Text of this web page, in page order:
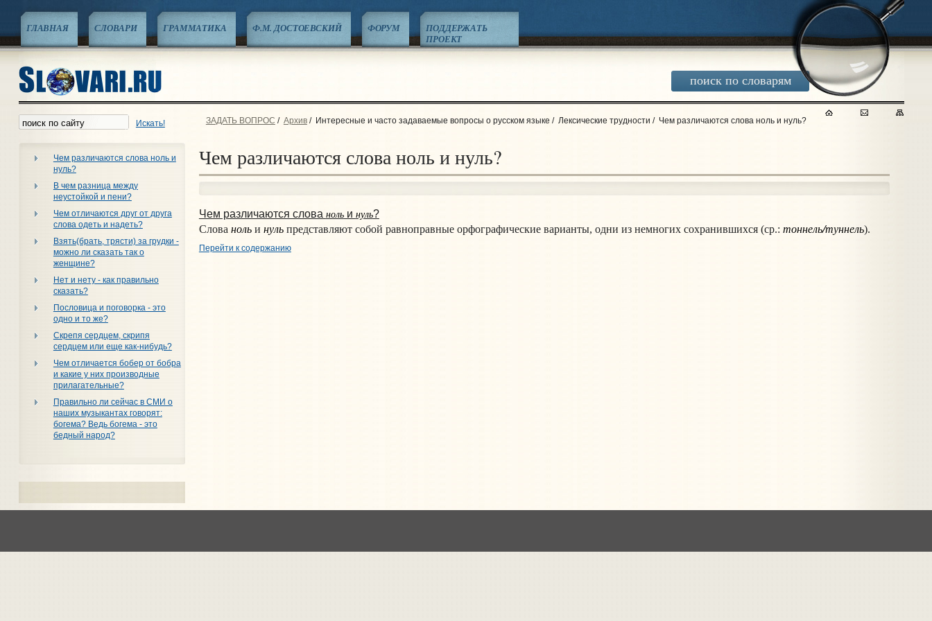
поиск по словарям
ГЛАВНАЯ СЛОВАРИ ГРАММАТИКА Ф.М. ДОСТОЕВСКИЙ ФОРУМ
ПОДДЕРЖАТЬ
ПРОЕКТ
Искать!
Чем различаются слова ноль и
нуль?
В чем разница между
неустойкой и пени?
Чем отличаются друг от друга
слова одеть и надеть?
Взять(брать, трясти) за грудки -
можно ли сказать так о
женщине?
Нет и нету - как правильно
сказать?
Пословица и поговорка - это
одно и то же?
Скрепя сердцем, скрипя
сердцем или еще как-нибудь?
Чем отличается бобер от бобра
и какие у них производные
прилагательные?
Правильно ли сейчас в СМИ о
наших музыкантах говорят:
богема? Ведь богема - это
бедный народ?
ЗАДАТЬ ВОПРОС / Архив/ Интересные и часто задаваемые вопросы о русском языке / Лексические трудности / Чем различаются слова ноль и нуль?
Чем различаются слова ноль и нуль?
Чем различаются слова нольи нуль?
Слова нольи нульпредставляют собой равноправные орфографические варианты, одни из немногих сохранившихся (ср.: тоннель/туннель).
Перейти к содержанию